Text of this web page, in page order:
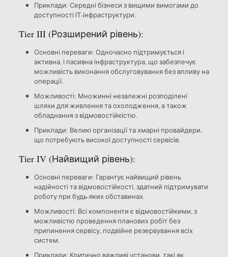
Приклади: Середні бізнеси з вищими вимогами до
доступності ІТ-інфраструктури.
Tier III (Розширений рівень):
Основні переваги: Одночасно підтримується і
активна, і пасивна інфраструктура, що забезпечує
можливість виконання обслуговування без впливу на
операції.
Можливості: Множинні незалежні розподілені
шляхи для живлення та охолодження, а також
обладнання з відмовостійкістю.
Приклади: Великі організації та хмарні провайдери,
що потребують високої доступності сервісів.
Tier IV (Найвищий рівень):
Основні переваги: Гарантує найвищий рівень
надійності та відмовостійкості, здатний підтримувати
роботу при будь-яких обставинах.
Можливості: Всі компоненти є відмовостійкими, з
можливістю проведення планових робіт без
припинення сервісу, подвійне резервування всіх
систем.
Приклади: Критично важливі установи, такі як